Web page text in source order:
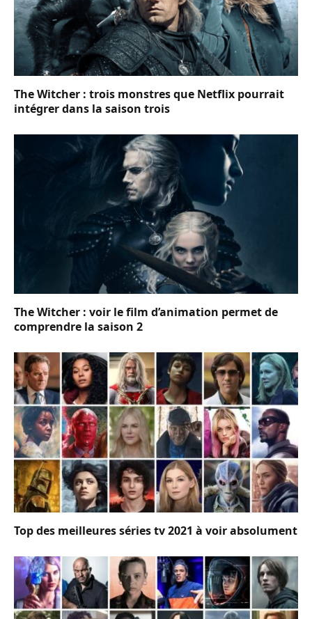
The Witcher : trois monstres que Netflix pourrait
intégrer dans la saison trois
The Witcher : voir le film d’animation permet de
comprendre la saison 2
Top des meilleures séries tv 2021 à voir absolument